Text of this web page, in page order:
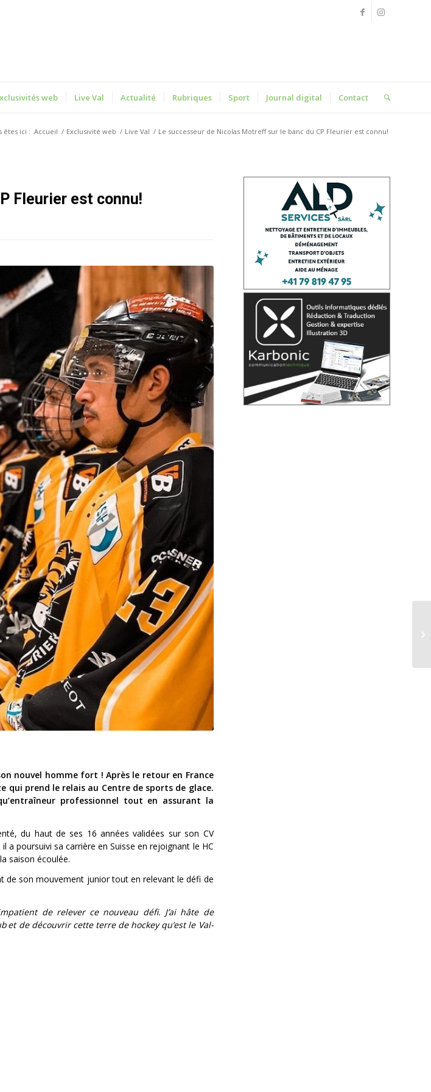
web Live Val Actualité Rubriques Sport Journal digital Contact
êtes ici : Accueil / Exclusivité web / Live Val / Le successeur de Nicolas Motreff sur le banc du CP Fleurier est connu!
Fleurier est connu!
nouvel homme fort ! Après le retour en France
qui prend le relais au Centre de sports de glace.
professionnel tout en assurant la
du haut de ses 16 années validées sur son CV
a poursuivi sa carrière en Suisse en rejoignant le HC
saison écoulée.
de son mouvement junior tout en relevant le défi de
de relever ce nouveau défi. J’ai hâte de
de découvrir cette terre de hockey qu’est le Val-